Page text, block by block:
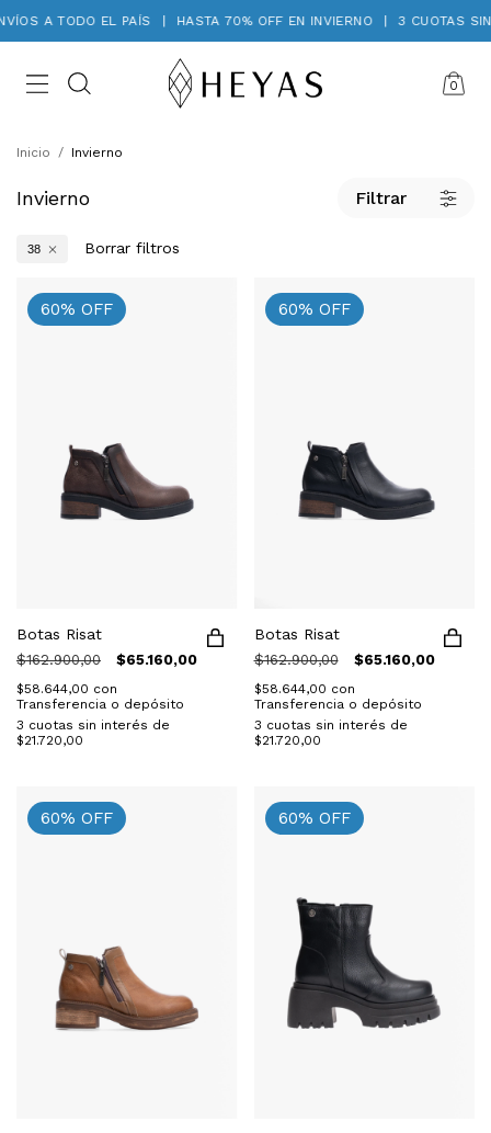
EL PAÍS | HASTA 70% OFF EN INVIERNO 3 CUOTAS SIN INTERÉS |
0
Inicio / Invierno
Invierno Filtrar
38 Borrar filtros
60% OFF
Botas Risat
$162.900,00 $65.160,00
$58.644,00 con
Transferencia o depósito
3 cuotas sin interés de
$21.720,00
60% OFF
Botas Risat
$162.900,00 $65.160,00
$58.644,00 con
Transferencia o depósito
3 cuotas sin interés de
$21.720,00
60% OFF 60% OFF